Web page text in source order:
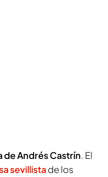
de Andrés Castrín. El
sevillistade los